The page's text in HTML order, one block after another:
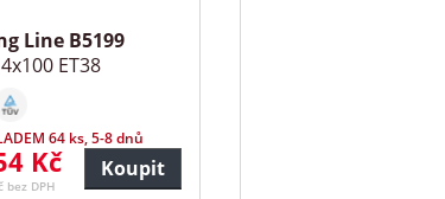
Line B5199
ET38
64 ks, 5-8 dnů
Kč
bez DPH
Koupit